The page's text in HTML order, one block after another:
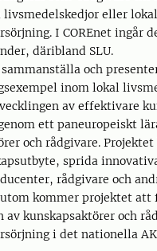
livsmedelskedjor eller lokal
I COREnet ingår
däribland SLU.
sammanställa och
inom lokal
av effektivare
ett paneuropeiskt
och rådgivare.
sprida
rådgivare och
kommer projektet att
av kunskapsaktörer och
i det nationella